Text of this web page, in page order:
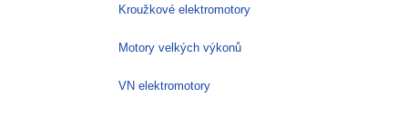
Kroužkové elektromotory
Motory velkých výkonů
VN elektromotory